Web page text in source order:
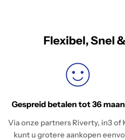
Flexibel, Snel
Gespreid betalen tot 36
Via onze partners Riverty, in3 of
kunt u grotere aankopen